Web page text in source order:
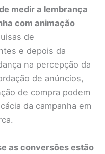
medir a lembrança
com animação
de
e depois da
na percepção da
de anúncios,
de compra podem
da campanha em
as conversões estão